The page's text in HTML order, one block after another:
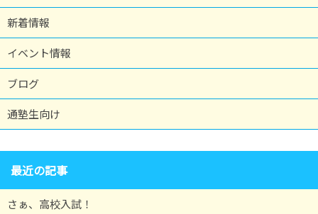
新着情報
イベント情報
ブログ
通塾生向け
最近の記事
さぁ、高校入試！